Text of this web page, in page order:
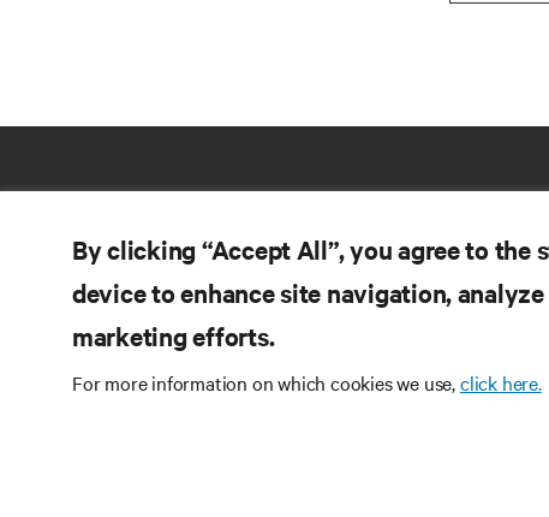
リ
つながる
By clicking “Accept All”, you agree to the
device to enhance site navigation,
marketing efforts.
For more information on which cookies we use,click here.